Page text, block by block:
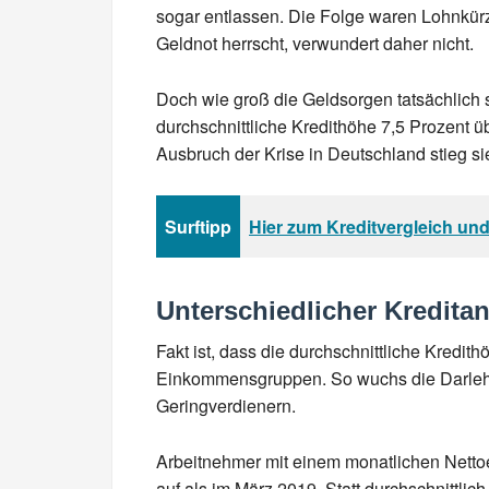
sogar entlassen. Die Folge waren
Geldnot herrscht, verwundert daher nicht.
Doch wie groß die Geldsorgen
durchschnittliche Kredithöhe 7,5 Prozent
Ausbruch der Krise in Deutschland stieg
Surftipp Hier zum Kreditvergleich
Unterschiedlicher
Fakt ist, dass die durchschnittliche
Einkommensgruppen. So wuchs die
Geringverdienern.
Arbeitnehmer mit einem monatlichen